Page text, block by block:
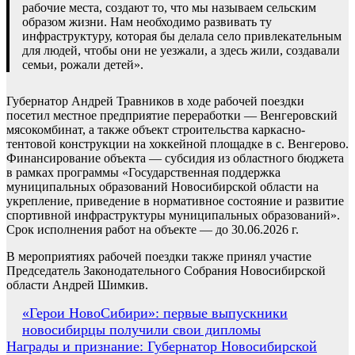
рабочие места, создают то, что мы называем сельским
образом жизни. Нам необходимо развивать ту
инфраструктуру, которая бы делала село привлекательным
для людей, чтобы они не уезжали, а здесь жили, создавали
семьи, рожали детей».
Губернатор Андрей Травников в ходе рабочей поездки
посетил местное предприятие переработки — Венгеровский
мясокомбинат, а также объект строительства каркасно-
тентовой конструкции на хоккейной площадке в с. Венгерово.
Финансирование объекта — субсидия из областного бюджета
в рамках программы «Государственная поддержка
муниципальных образований Новосибирской области на
укрепление, приведение в нормативное состояние и развитие
спортивной инфраструктуры муниципальных образований».
Срок исполнения работ на объекте — до 30.06.2026 г.
В мероприятиях рабочей поездки также принял участие
Председатель Законодательного Собрания Новосибирской
области Андрей Шимкив.
Навигация
по
«Герои НовоСибири»: первые выпускники
новосибирцы получили свои дипломы
Награды и признание: Губернатор Новосибирской